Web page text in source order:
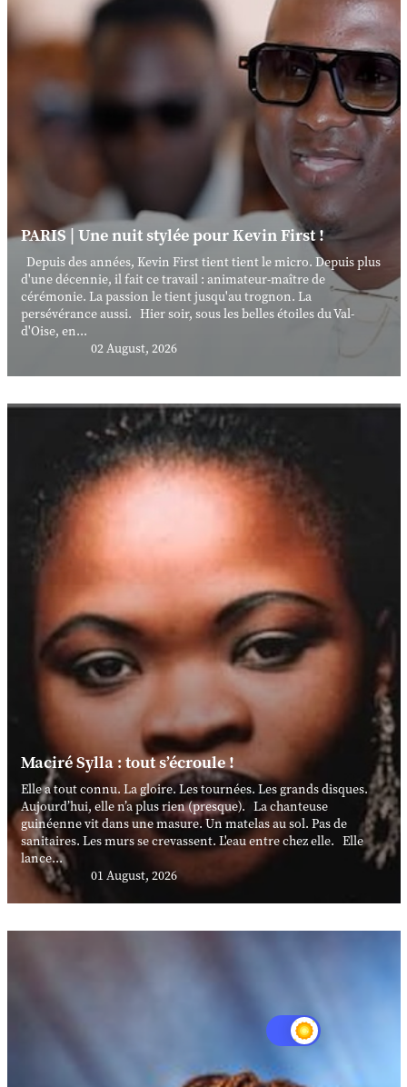
PARIS | Une nuit stylée pour Kevin First !
Depuis des années, Kevin First tient tient le micro. Depuis plus
d'une décennie, il fait ce travail : animateur-maître de
cérémonie. La passion le tient jusqu'au trognon. La
persévérance aussi. Hier soir, sous les belles étoiles du Val-
d'Oise, en...
02 August, 2026
Maciré Sylla : tout s’écroule !
Elle a tout connu. La gloire. Les tournées. Les grands disques.
Aujourd’hui, elle n’a plus rien (presque). La chanteuse
guinéenne vit dans une masure. Un matelas au sol. Pas de
sanitaires. Les murs se crevassent. L'eau entre chez elle. Elle
lance...
01 August, 2026